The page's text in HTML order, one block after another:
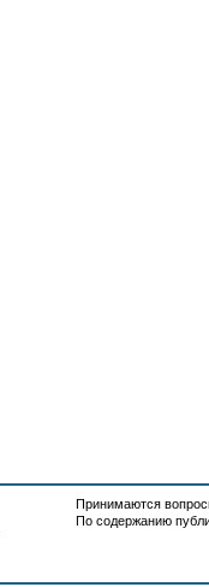
Принимаются
По содержанию